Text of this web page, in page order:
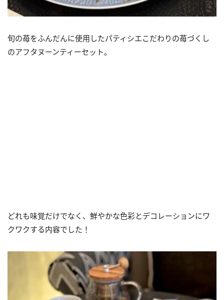
旬の苺をふんだんに使用したパティシエこだわりの苺づくし
のアフタヌーンティーセット。
どれも味覚だけでなく、鮮やかな色彩とデコレーションにワ
クワクする内容でした！